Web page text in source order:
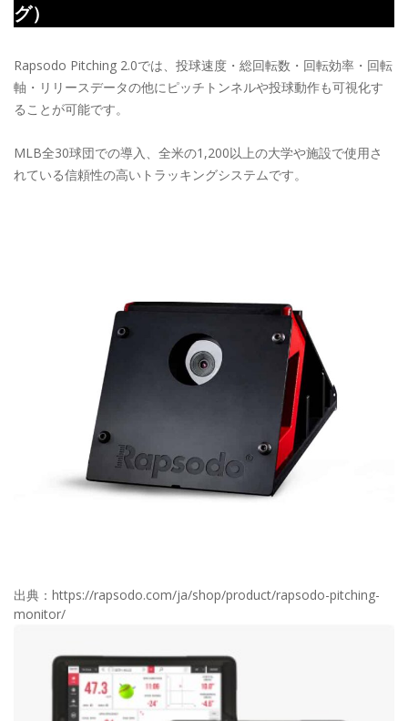
グ）
Rapsodo Pitching 2.0では、投球速度・総回転数・回転効率・回転
軸・リリースデータの他にピッチトンネルや投球動作も可視化す
ることが可能です。
MLB全30球団での導入、全米の1,200以上の大学や施設で使用さ
れている信頼性の高いトラッキングシステムです。
出典：https://rapsodo.com/ja/shop/product/rapsodo-pitching-
monitor/